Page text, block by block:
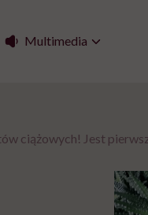
Multimedia
ciążowych! Jest